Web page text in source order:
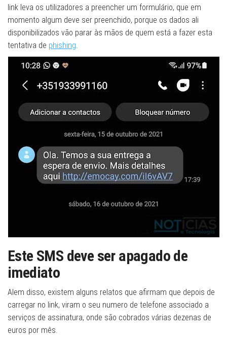
link leva os utilizadores a preencher um formulário, que em
momento algum deve ser preenchido, porque os dados ali
disponibilizados vão parar às mãos de quem está a fazer esta
tentativa de phishing.
Este SMS deve ser apagado de
imediato
Alem disso, existem alguns relatos que afirmam que depois de
carregar no link, viram o seu numero de telefone associado a
serviços de assinatura, onde são cobrados várias dezenas de
euros por mês.